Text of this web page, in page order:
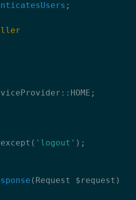
;
'logout' );
(Request $request)